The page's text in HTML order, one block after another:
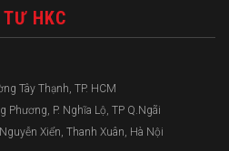
HKC
Tây Thạnh, TP. HCM
Phương, P. Nghĩa Lộ, TP Q.Ngãi
Xiển, Thanh Xuân, Hà Nội